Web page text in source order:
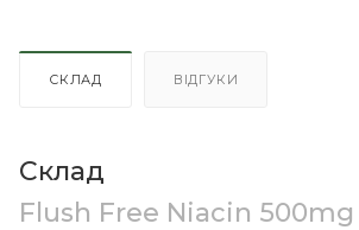
СКЛАД ВІДГУКИ
Склад
Flush Free Niacin 500mg